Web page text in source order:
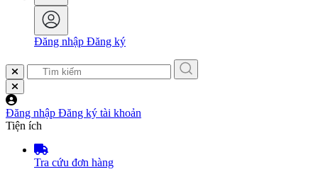
Đăng nhập Đăng ký
Đăng nhập Đăng ký tài khoản
Tiện ích
Tra cứu đơn hàng